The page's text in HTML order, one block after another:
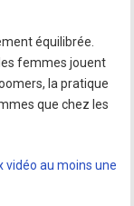
équilibrée.
femmes jouent
la pratique
que chez les